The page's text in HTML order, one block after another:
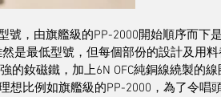
號，由旗艦級的PP-2000開始順序而下
是最低型號，但每個部份的設計及用
的釹磁鐵，加上6N OFC純銅線繞製的
想比例如旗艦級的PP-2000，為了令唱